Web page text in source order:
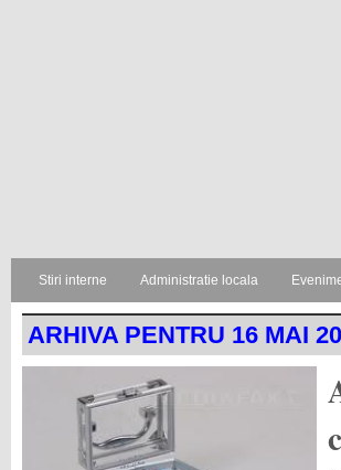
Stiri interne Administratie locala
ARHIVA PENTRU 16 MAI